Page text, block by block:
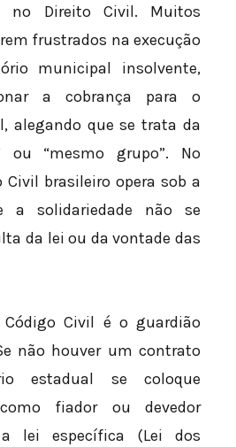
no Direito Civil. Muitos
frustrados na execução
municipal insolvente,
a cobrança para o
alegando que se trata da
ou “mesmo grupo”. No
brasileiro opera sob a
a solidariedade não se
da lei ou da vontade das
Civil é o guardião
não houver um contrato
estadual se coloque
como fiador ou devedor
lei específica (Lei dos